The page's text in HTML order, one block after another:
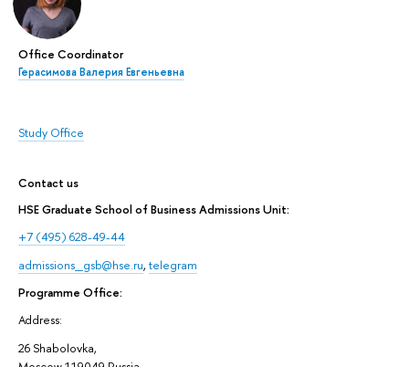
Office Coordinator
Герасимова Валерия Евгеньевна
Study Office
Contact us
HSE Graduate School of Business Admissions Unit:
+7 (495) 628-49-44
admissions_gsb@hse.ru, telegram
Programme Office:
Address:
26 Shabolovka,